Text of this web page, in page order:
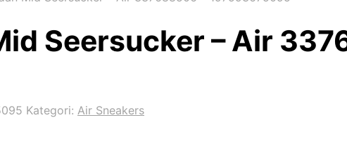
Seersucker – Air
Kategori: Air Sneakers